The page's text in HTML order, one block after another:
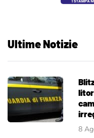
Ultime Notizie
8